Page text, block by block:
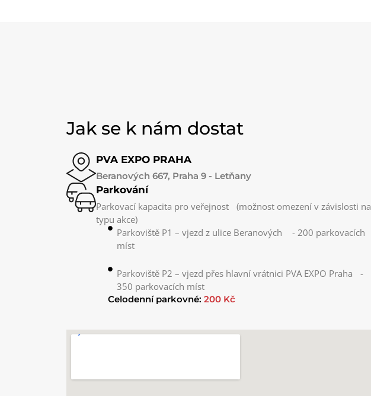
Jak se k nám dostat
PVA EXPO PRAHA
Beranových 667, Praha 9 - Letňany
Parkování
Parkovací kapacita pro veřejnost (možnost omezení v závislosti na
typu akce)
Parkoviště P1 – vjezd z ulice Beranových - 200 parkovacích
míst
Parkoviště P2 – vjezd přes hlavní vrátnici PVA EXPO Praha -
350 parkovacích míst
Celodenní parkovné: 200 Kč